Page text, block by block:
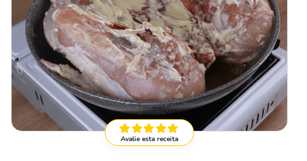
Avalie esta receita